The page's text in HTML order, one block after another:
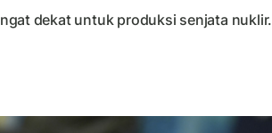
dekat untuk produksi senjata nuklir.